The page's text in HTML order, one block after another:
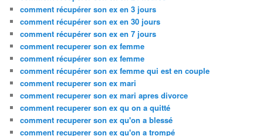
comment récupérer son ex en 3 jours
comment récupérer son ex en 30 jours
comment récupérer son ex en 7 jours
comment recuperer son ex femme
comment récupérer son ex femme
comment récupérer son ex femme qui est en couple
comment recuperer son ex mari
comment recuperer son ex mari apres divorce
comment recuperer son ex qu on a quitté
comment recuperer son ex qu'on a blessé
comment recuperer son ex qu'on a trompé